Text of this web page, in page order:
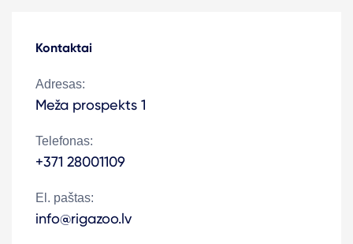
Kontaktai
Adresas:
Meža prospekts 1
Telefonas:
+371 28001109
El. paštas:
info@rigazoo.lv